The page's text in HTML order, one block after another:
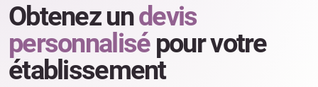
Obtenez undevis
personnalisépour votre
établissement